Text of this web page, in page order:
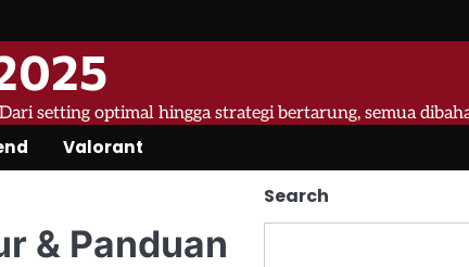
setting optimal hingga strategi bertarung, semua
Valorant
& Panduan
Search